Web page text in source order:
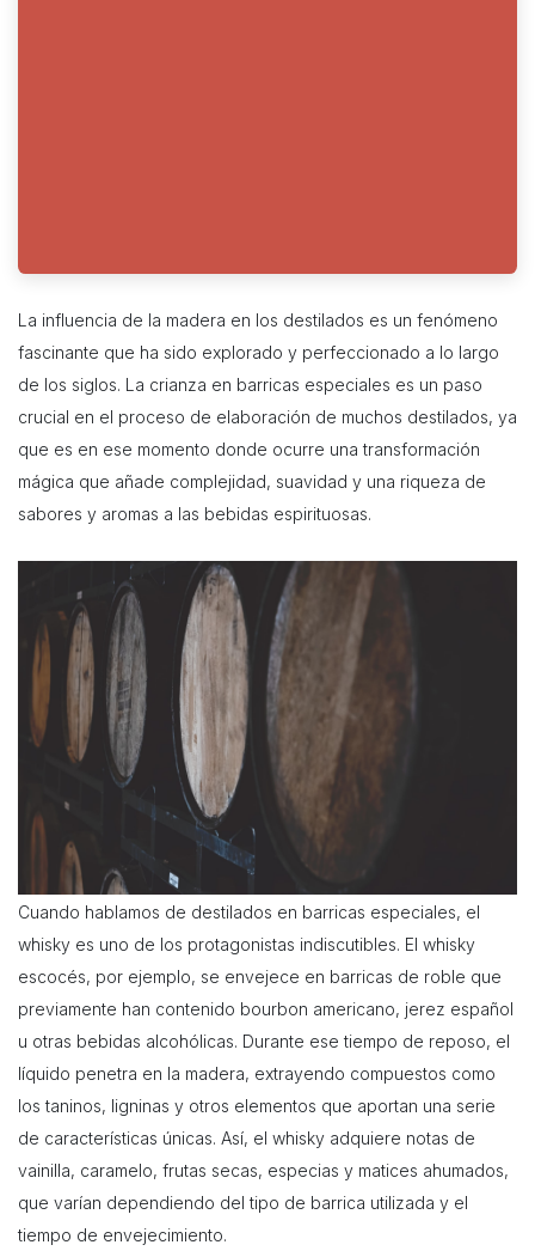
La influencia de la madera en los destilados es un fenómeno
fascinante que ha sido explorado y perfeccionado a lo largo
de los siglos. La crianza en barricas especiales es un paso
crucial en el proceso de elaboración de muchos destilados, ya
que es en ese momento donde ocurre una transformación
mágica que añade complejidad, suavidad y una riqueza de
sabores y aromas a las bebidas espirituosas.
Cuando hablamos de destilados en barricas especiales, el
whisky es uno de los protagonistas indiscutibles. El whisky
escocés, por ejemplo, se envejece en barricas de roble que
previamente han contenido bourbon americano, jerez español
u otras bebidas alcohólicas. Durante ese tiempo de reposo, el
líquido penetra en la madera, extrayendo compuestos como
los taninos, ligninas y otros elementos que aportan una serie
de características únicas. Así, el whisky adquiere notas de
vainilla, caramelo, frutas secas, especias y matices ahumados,
que varían dependiendo del tipo de barrica utilizada y el
tiempo de envejecimiento.